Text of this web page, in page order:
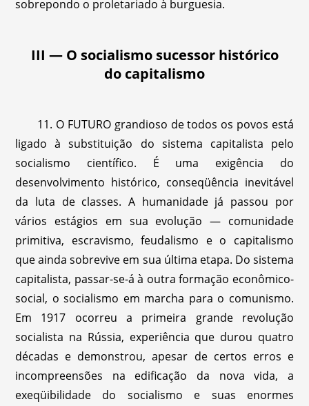
sobrepondo o proletariado à burguesia.
III — O socialismo sucessor histórico
do capitalismo
11. O FUTURO grandioso de todos os povos está
ligado à substituição do sistema capitalista pelo
socialismo científico. É uma exigência do
desenvolvimento histórico, conseqüência inevitável
da luta de classes. A humanidade já passou por
vários estágios em sua evolução — comunidade
primitiva, escravismo, feudalismo e o capitalismo
que ainda sobrevive em sua última etapa. Do sistema
capitalista, passar-se-á à outra formação econômico-
social, o socialismo em marcha para o comunismo.
Em 1917 ocorreu a primeira grande revolução
socialista na Rússia, experiência que durou quatro
décadas e demonstrou, apesar de certos erros e
incompreensões na edificação da nova vida, a
exeqüibilidade do socialismo e suas enormes